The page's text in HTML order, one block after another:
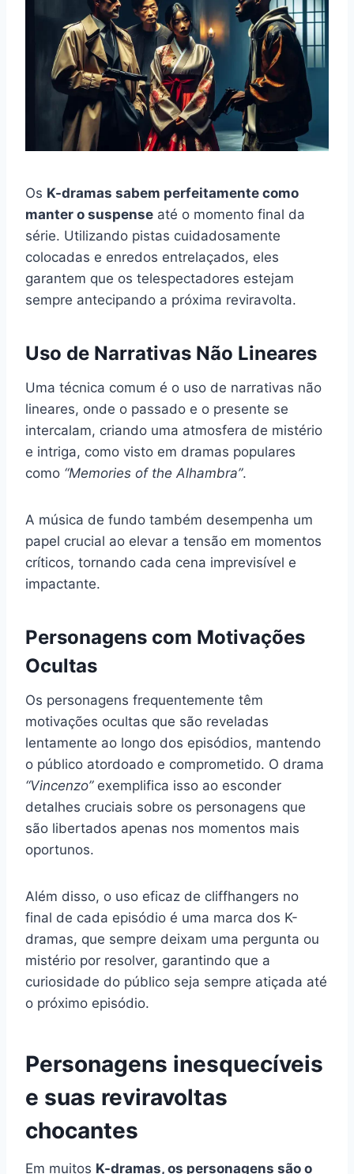
Os K-dramas sabem perfeitamente como
manter o suspense até o momento final da
série. Utilizando pistas cuidadosamente
colocadas e enredos entrelaçados, eles
garantem que os telespectadores estejam
sempre antecipando a próxima reviravolta.
Uso de Narrativas Não Lineares
Uma técnica comum é o uso de narrativas não
lineares, onde o passado e o presente se
intercalam, criando uma atmosfera de mistério
e intriga, como visto em dramas populares
como “Memories of the Alhambra”.
A música de fundo também desempenha um
papel crucial ao elevar a tensão em momentos
críticos, tornando cada cena imprevisível e
impactante.
Personagens com Motivações
Ocultas
Os personagens frequentemente têm
motivações ocultas que são reveladas
lentamente ao longo dos episódios, mantendo
o público atordoado e comprometido. O drama
“Vincenzo”exemplifica isso ao esconder
detalhes cruciais sobre os personagens que
são libertados apenas nos momentos mais
oportunos.
Além disso, o uso eficaz de cliffhangers no
final de cada episódio é uma marca dos K-
dramas, que sempre deixam uma pergunta ou
mistério por resolver, garantindo que a
curiosidade do público seja sempre atiçada até
o próximo episódio.
Personagens inesquecíveis
e suas reviravoltas
chocantes
Em muitos K-dramas, os personagens são o